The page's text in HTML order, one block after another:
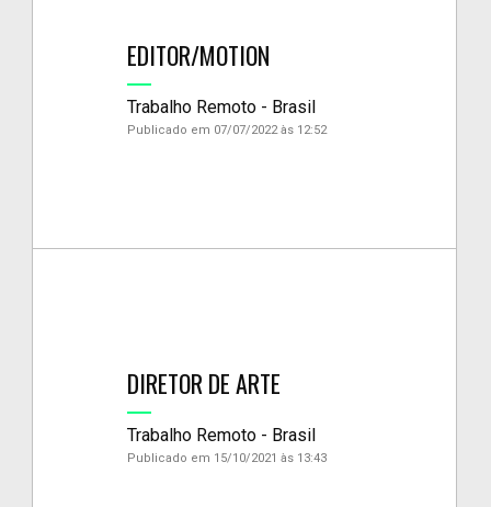
EDITOR/MOTION
Trabalho Remoto - Brasil
Publicado em 07/07/2022 às 12:52
DIRETOR DE ARTE
Trabalho Remoto - Brasil
Publicado em 15/10/2021 às 13:43